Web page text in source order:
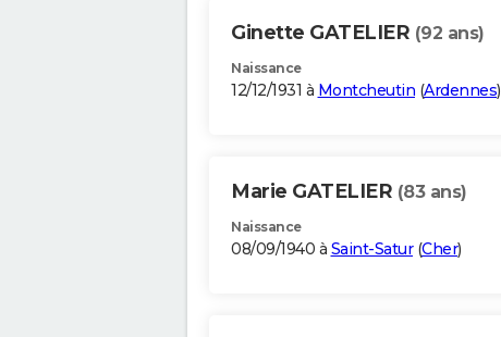
Ginette GATELIER (92 ans)
Naissance
12/12/1931 à Montcheutin (Ardennes)
Marie GATELIER (83 ans)
Naissance
08/09/1940 à Saint-Satur(Cher)